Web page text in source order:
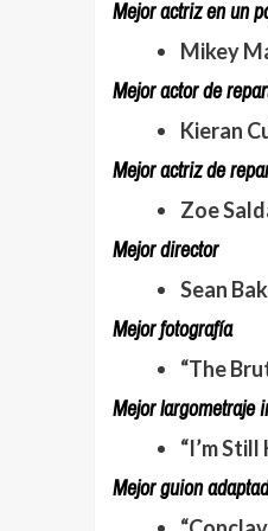
Mejor actriz en un
Mikey
Mejor actor de
Kieran
Mejor actriz de
Zoe
Mejor director
Sean
Mejor fotografía
“The
Mejor largometraje
“I’m Still
Mejor guion